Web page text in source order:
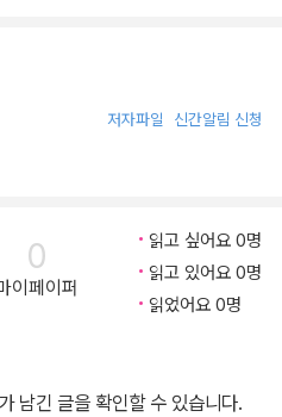
저자파일 신간알림 신청
0
이페이퍼
읽고 싶어요 0명
읽고 있어요 0명
읽었어요 0명
남긴 글을 확인할 수 있습니다.